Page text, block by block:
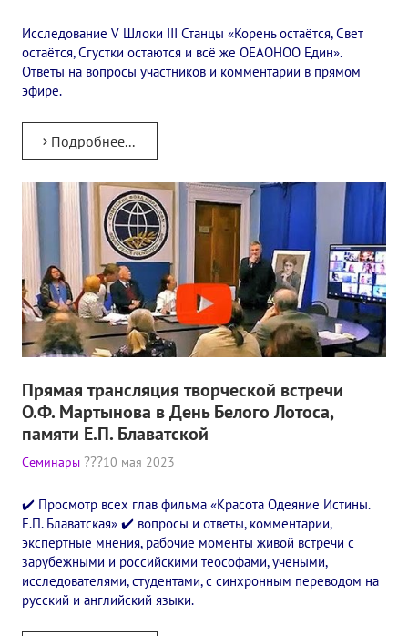
ПОДДЕРЖАТЬ ФОНД
Пожертвовать денежные средства
КОНТАКТЫ
Исследование V Шлоки III Станцы​ «Корень остаётся, Свет
остаётся, Сгустки остаются и всё же OEAOHOO Един».
Ответы на вопросы участников и комментарии в прямом
эфире.
Подробнее...
Прямая трансляция творческой встречи
О.Ф. Мартынова в День Белого Лотоса,
памяти Е.П. Блаватской
Семинары 10 мая 2023
✔️ Просмотр всех глав фильма «Красота Одеяние Истины.
Е.П. Блаватская» ✔️ вопросы и ответы, комментарии,
экспертные мнения, рабочие моменты живой встречи с
зарубежными и российскими теософами, учеными,
исследователями, студентами, с синхронным переводом на
русский и английский языки.